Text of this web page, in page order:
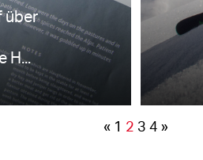
über
H...
« 1 2 3 4 »